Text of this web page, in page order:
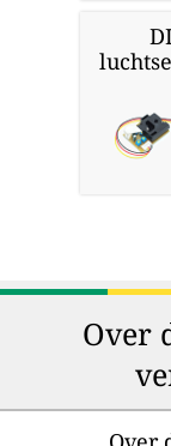
Over